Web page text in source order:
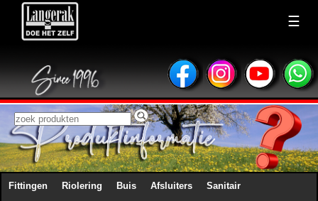
☰
Fittingen Riolering Buis Afsluiters Sanitair